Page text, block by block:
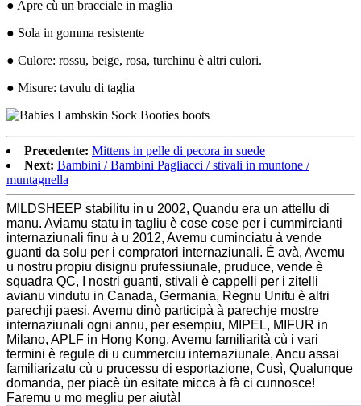
● Apre cù un bracciale in maglia
● Sola in gomma resistente
● Culore: rossu, beige, rosa, turchinu è altri culori.
● Misure: tavulu di taglia
Precedente: Mittens in pelle di pecora in suede
Next: Bambini / Bambini Pagliacci / stivali in muntone /
muntagnella
MILDSHEEP stabilitu in u 2002, Quandu era un attellu di
manu. Aviamu statu in tagliu è cose cose per i cummircianti
internaziunali finu à u 2012, Avemu cuminciatu à vende
guanti da solu per i compratori internaziunali. È avà, Avemu
u nostru propiu disignu prufessiunale, pruduce, vende è
squadra QC, I nostri guanti, stivali è cappelli per i zitelli
avianu vindutu in Canada, Germania, Regnu Unitu è ​​altri
parechji paesi. Avemu dinò participà à parechje mostre
internaziunali ogni annu, per esempiu, MIPEL, MIFUR in
Milano, APLF in Hong Kong. Avemu familiarità cù i vari
termini è regule di u cummerciu internaziunale, Ancu assai
familiarizatu cù u prucessu di esportazione, Cusì, Qualunque
domanda, per piacè ùn esitate micca à fà ci cunnosce!
Faremu u mo megliu per aiutà!